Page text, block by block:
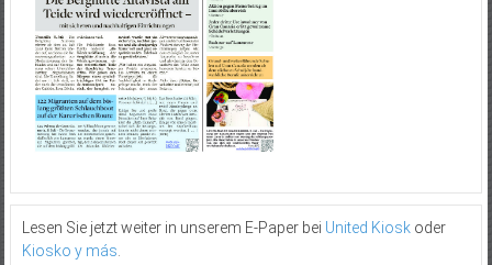
Lesen Sie jetzt weiter in unserem E-Paper bei United Kioskoder
Kiosko y más